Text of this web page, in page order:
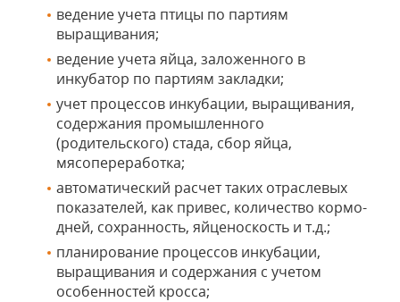
ведение учета птицы по партиям
выращивания;
ведение учета яйца, заложенного в
инкубатор по партиям закладки;
учет процессов инкубации, выращивания,
содержания промышленного
(родительского) стада, сбор яйца,
мясопереработка;
автоматический расчет таких отраслевых
показателей, как привес, количество кормо-
дней, сохранность, яйценоскость и т.д.;
планирование процессов инкубации,
выращивания и содержания с учетом
особенностей кросса;